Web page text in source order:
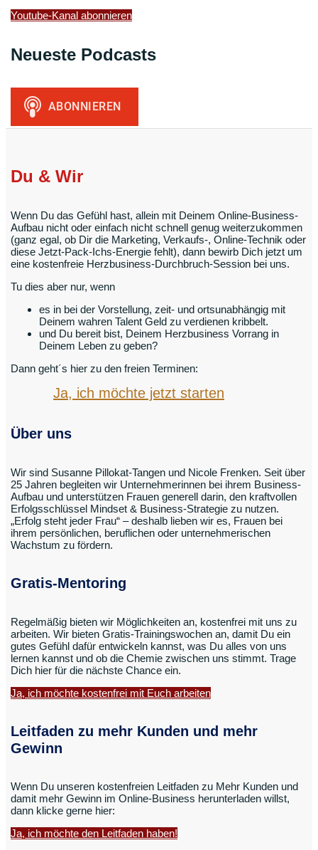
Youtube-Kanal abonnieren
Neueste Podcasts
Du & Wir
Wenn Du das Gefühl hast, allein mit Deinem Online-Business-
Aufbau nicht oder einfach nicht schnell genug weiterzukommen
(ganz egal, ob Dir die Marketing, Verkaufs-, Online-Technik oder
diese Jetzt-Pack-Ichs-Energie fehlt), dann bewirb Dich jetzt um
eine kostenfreie Herzbusiness-Durchbruch-Session bei uns.
Tu dies aber nur, wenn
es in bei der Vorstellung, zeit- und ortsunabhängig mit
Deinem wahren Talent Geld zu verdienen kribbelt.
und Du bereit bist, Deinem Herzbusiness Vorrang in
Deinem Leben zu geben?
Dann geht´s hier zu den freien Terminen:
Ja, ich möchte jetzt starten
Über uns
Wir sind Susanne Pillokat-Tangen und Nicole Frenken. Seit über
25 Jahren begleiten wir Unternehmerinnen bei ihrem Business-
Aufbau und unterstützen Frauen generell darin, den kraftvollen
Erfolgsschlüssel Mindset & Business-Strategie zu nutzen.
„Erfolg steht jeder Frau“ – deshalb lieben wir es, Frauen bei
ihrem persönlichen, beruflichen oder unternehmerischen
Wachstum zu fördern.
Gratis-Mentoring
Regelmäßig bieten wir Möglichkeiten an, kostenfrei mit uns zu
arbeiten. Wir bieten Gratis-Trainingswochen an, damit Du ein
gutes Gefühl dafür entwickeln kannst, was Du alles von uns
lernen kannst und ob die Chemie zwischen uns stimmt. Trage
Dich hier für die nächste Chance ein.
Ja, ich möchte kostenfrei mit Euch arbeiten
Leitfaden zu mehr Kunden und mehr
Gewinn
Wenn Du unseren kostenfreien Leitfaden zu Mehr Kunden und
damit mehr Gewinn im Online-Business herunterladen willst,
dann klicke gerne hier:
Ja, ich möchte den Leitfaden haben!